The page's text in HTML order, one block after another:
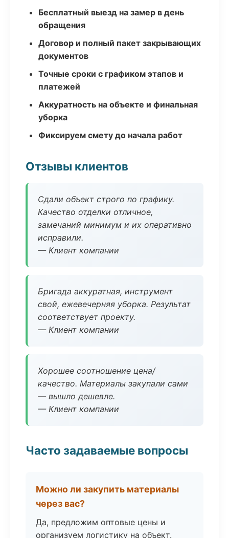
Бесплатный выезд на замер в день
обращения
Договор и полный пакет закрывающих
документов
Точные сроки с графиком этапов и
платежей
Аккуратность на объекте и финальная
уборка
Фиксируем смету до начала работ
Отзывы клиентов
Сдали объект строго по графику.
Качество отделки отличное,
замечаний минимум и их оперативно
исправили.
— Клиент компании
Бригада аккуратная, инструмент
свой, ежевечерняя уборка. Результат
соответствует проекту.
— Клиент компании
Хорошее соотношение цена/
качество. Материалы закупали сами
— вышло дешевле.
— Клиент компании
Часто задаваемые вопросы
Можно ли закупить материалы
через вас?
Да, предложим оптовые цены и
организуем логистику на объект.